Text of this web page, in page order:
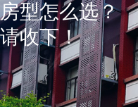
型怎么选？
收下！